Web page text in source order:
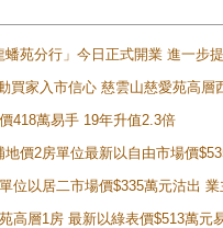
苑分行」今日正式開業 進一步
買家入市信心 慈雲山慈愛苑高層
418萬易手 19年升值2.3倍
價2房單位最新以自由市場價
位以居二市場價$335萬元沽出
高層1房 最新以綠表價$513萬元